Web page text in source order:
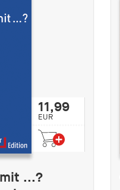
11,99
EUR
...?